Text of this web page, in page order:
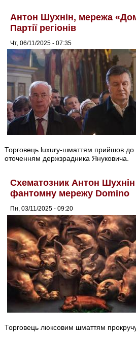
Антон Шухнін, мережа
Партії регіонів
Чт, 06/11/2025 - 07:35
Торговець luxury-шматтям прийшов до
оточенням держзрадника Януковича.
Схематозник Антон
фантомну мережу Domino
Пн, 03/11/2025 - 09:20
Торговець люксовим шматтям прокручує